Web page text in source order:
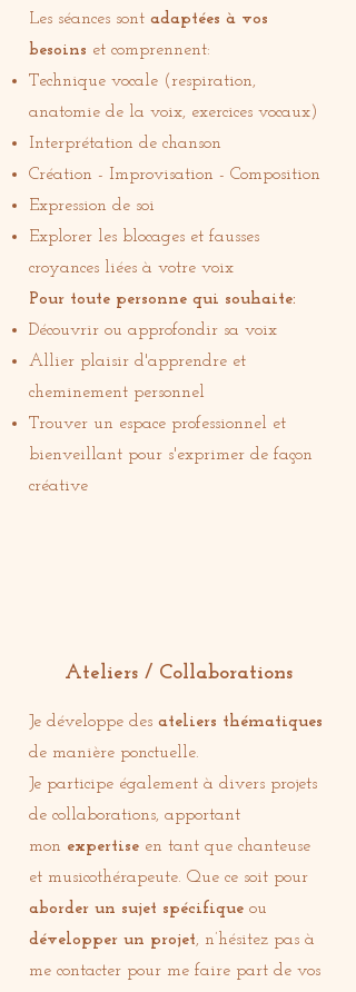
Les séances sont adaptées à vos
besoins et comprennent:
Technique vocale (respiration,
anatomie de la voix, exercices vocaux)
Interprétation de chanson
Création - Improvisation - Composition
Expression de soi
Explorer les blocages et fausses
croyances liées à votre voix
Pour toute personne qui souhaite:
Découvrir ou approfondir sa voix
Allier plaisir d'apprendre et
cheminement personnel
Trouver un espace professionnel et
bienveillant pour s'exprimer de façon
créative
Ateliers / Collaborations
Je développe des ateliers thématiques
de manière ponctuelle.
Je participe également à divers projets
de collaborations, apportant
mon expertise en tant que chanteuse
et musicothérapeute. Que ce soit pour
aborder un sujet spécifique ou
développer un projet, n’hésitez pas à
me contacter pour me faire part de vos